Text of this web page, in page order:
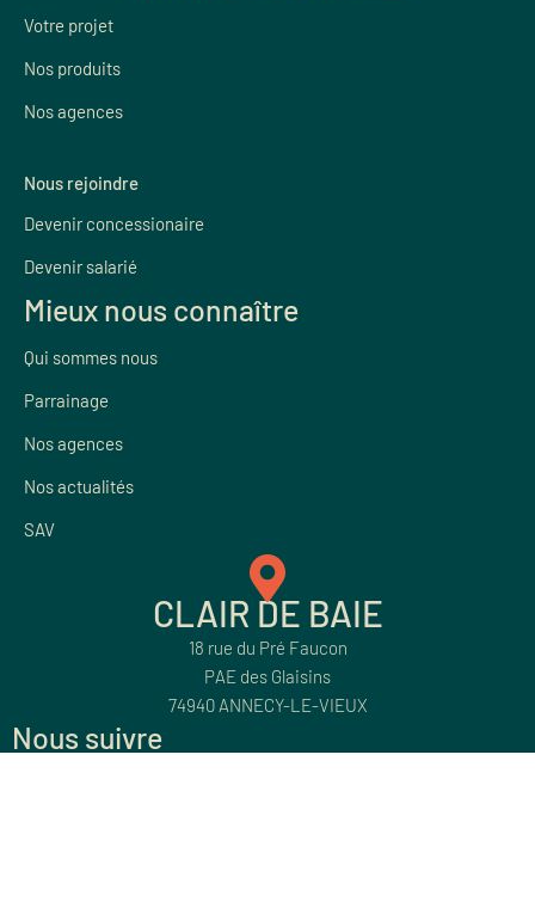
Votre projet
Nos produits
Nos agences
Nous rejoindre
Devenir concessionaire
Devenir salarié
Mieux nous connaître
Qui sommes nous
Parrainage
Nos agences
Nos actualités
SAV
CLAIR DE BAIE
18 rue du Pré Faucon
PAE des Glaisins
74940 ANNECY-LE-VIEUX
Nous suivre